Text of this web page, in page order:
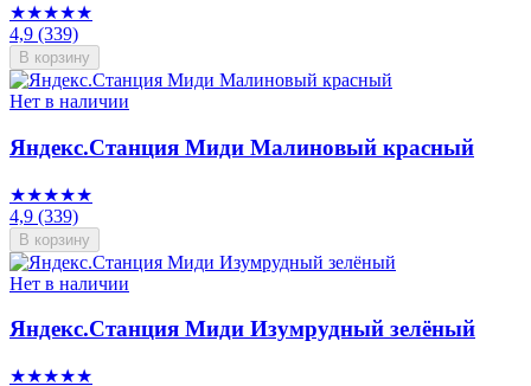
★★★★★
4,9 (339)
В корзину
Нет в наличии
Яндекс.Станция Миди Малиновый красный
★★★★★
4,9 (339)
В корзину
Нет в наличии
Яндекс.Станция Миди Изумрудный зелёный
★★★★★